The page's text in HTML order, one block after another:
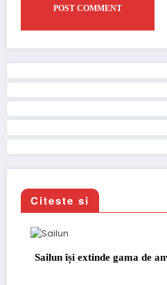
Citeste si
Sailun își extinde gama de